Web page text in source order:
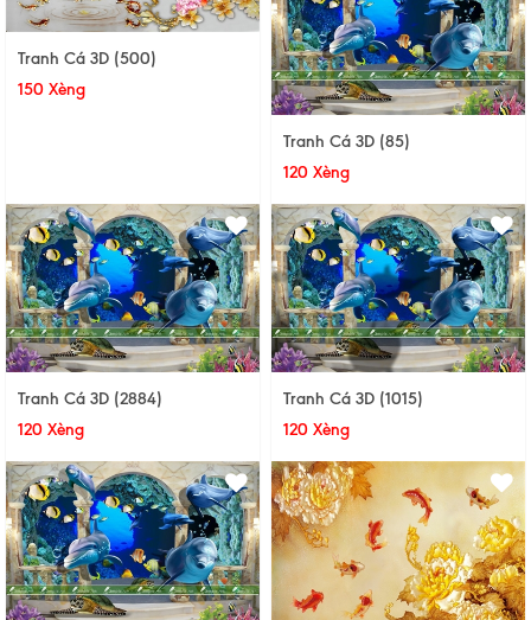
Tranh Cá 3D (500)
150 Xèng
Tranh Cá 3D (85)
120 Xèng
Tranh Cá 3D (2884)
120 Xèng
Tranh Cá 3D (1015)
120 Xèng